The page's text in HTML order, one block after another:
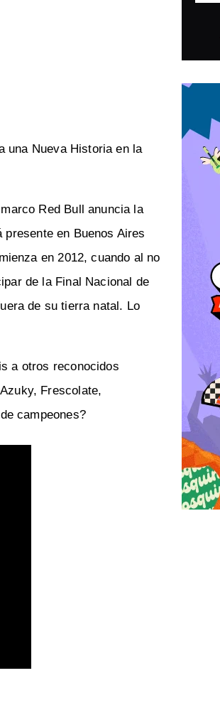
una Nueva Historia en la
Red Bull anuncia la
en Buenos Aires
en 2012, cuando al no
de la Final Nacional de
de su tierra natal. Lo
a otros reconocidos
Frescolate,
campeones?